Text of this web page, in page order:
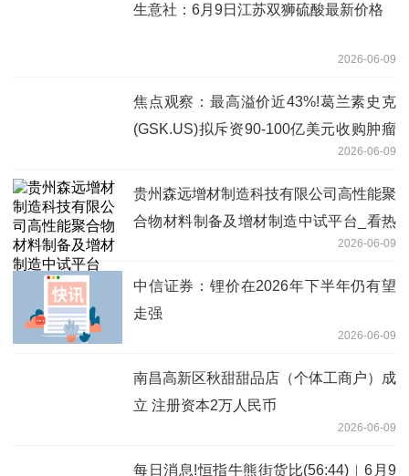
生意社：6月9日江苏双狮硫酸最新价格
2026-06-09
焦点观察：最高溢价近43%!葛兰素史克
(GSK.US)拟斥资90-100亿美元收购肿瘤
2026-06-09
贵州森远增材制造科技有限公司高性能聚
合物材料制备及增材制造中试平台_看热
2026-06-09
中信证券：锂价在2026年下半年仍有望
走强
2026-06-09
南昌高新区秋甜甜品店（个体工商户）成
立 注册资本2万人民币
2026-06-09
每日消息!恒指牛熊街货比(56:44)︱6月9